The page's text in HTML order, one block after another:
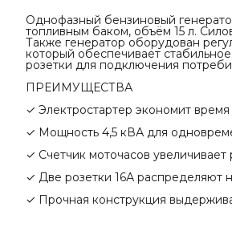
Однофазный бензиновый
топливным баком, объём 15 л.
Также генератор оборудован
который обеспечивает
розетки для подключения
ПРЕИМУЩЕСТВА
✓ Электростартер экономит
✓ Мощность 4,5 кВА для
✓ Счетчик моточасов увеличивает
✓ Две розетки 16А распределяют
✓ Прочная конструкция